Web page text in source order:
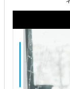
海外進出・海外
解決できる課題
海外におけるリ